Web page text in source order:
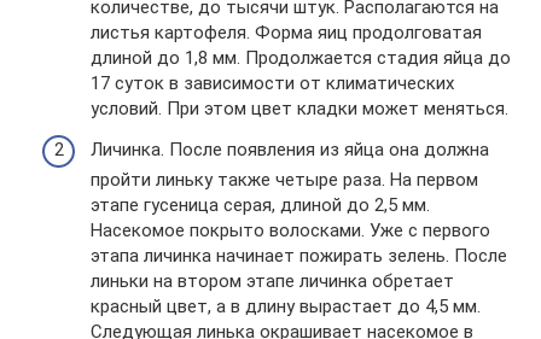
количестве, до тысячи штук. Располагаются на
листья картофеля. Форма яиц продолговатая
длиной до 1,8 мм. Продолжается стадия яйца до
17 суток в зависимости от климатических
условий. При этом цвет кладки может меняться.
Личинка. После появления из яйца она должна
пройти линьку также четыре раза. На первом
этапе гусеница серая, длиной до 2,5 мм.
Насекомое покрыто волосками. Уже с первого
этапа личинка начинает пожирать зелень. После
линьки на втором этапе личинка обретает
красный цвет, а в длину вырастает до 4,5 мм.
Следующая линька окрашивает насекомое в